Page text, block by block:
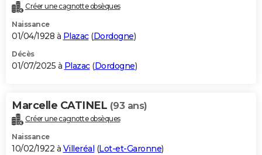
Destinations
City break
Voyage nature
Voyage de noces
Forum
Climat
+PHOTO
GUIDES D'ACHAT
BONS PLANS
Carte de Noël
Carte Bonne année
Carte Saint-Valentin
Carte Pâques
Carte d'anniversaire
DICTIONNAIRE
Dictionnaire
Biographies
Citations
Expressions
Proverbes
PROGRAMME TV
Créer une cagnotte obsèques
Naissance
01/04/1928 à Plazac(Dordogne)
Décès
01/07/2025 à Plazac(Dordogne)
Marcelle CATINEL (93 ans)
Créer une cagnotte obsèques
Naissance
10/02/1922 à Villeréal (Lot-et-Garonne)